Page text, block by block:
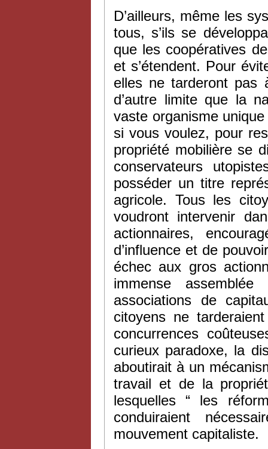
D’ailleurs, même les
tous, s’ils se
que les coopératives
et s’étendent. Pour
elles ne tarderont pas
d’autre limite que la
vaste organisme
si vous voulez, pour
propriété mobilière se
conservateurs
posséder un titre
agricole. Tous les
voudront intervenir
actionnaires,
d’influence et de
échec aux gros
immense
associations de
citoyens ne
concurrences
curieux paradoxe, la
aboutirait à un
travail et de la
lesquelles “ les
conduiraient
mouvement capitaliste.